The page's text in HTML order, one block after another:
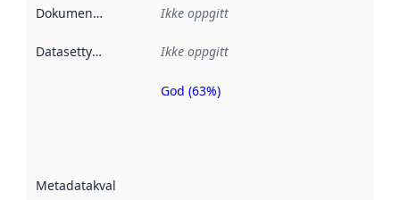
Dokumentasjon Ikke oppgitt
Datasettype Ikke oppgitt
Metadatakvalitet
Metadatakvalitet
God (63%)